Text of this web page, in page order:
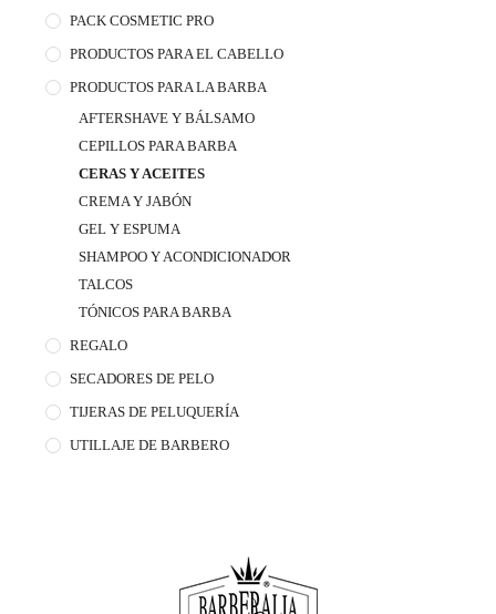
PACK COSMETIC PRO
PRODUCTOS PARA EL CABELLO
PRODUCTOS PARA LA BARBA
AFTERSHAVE Y BÁLSAMO
CEPILLOS PARA BARBA
CERAS Y ACEITES
CREMA Y JABÓN
GEL Y ESPUMA
SHAMPOO Y ACONDICIONADOR
TALCOS
TÓNICOS PARA BARBA
REGALO
SECADORES DE PELO
TIJERAS DE PELUQUERÍA
UTILLAJE DE BARBERO